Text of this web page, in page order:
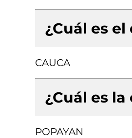
¿Cuál es
CAUCA
¿Cuál es
POPAYAN